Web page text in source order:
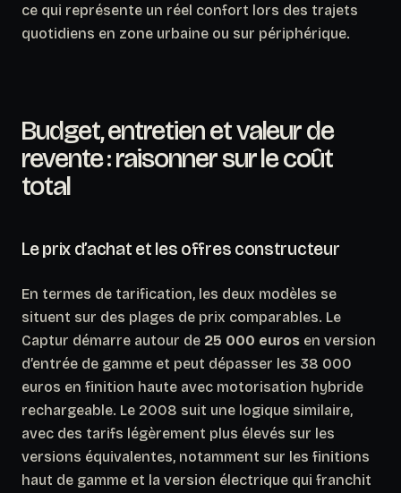
ce qui représente un réel confort lors des trajets
quotidiens en zone urbaine ou sur périphérique.
Budget, entretien et valeur de
revente : raisonner sur le coût
total
Le prix d’achat et les offres constructeur
En termes de tarification, les deux modèles se
situent sur des plages de prix comparables. Le
Captur démarre autour de 25 000 euros en version
d’entrée de gamme et peut dépasser les 38 000
euros en finition haute avec motorisation hybride
rechargeable. Le 2008 suit une logique similaire,
avec des tarifs légèrement plus élevés sur les
versions équivalentes, notamment sur les finitions
haut de gamme et la version électrique qui franchit